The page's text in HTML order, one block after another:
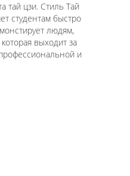
тай цзи. Стиль Тай
студентам быстро
людям,
выходит за
и